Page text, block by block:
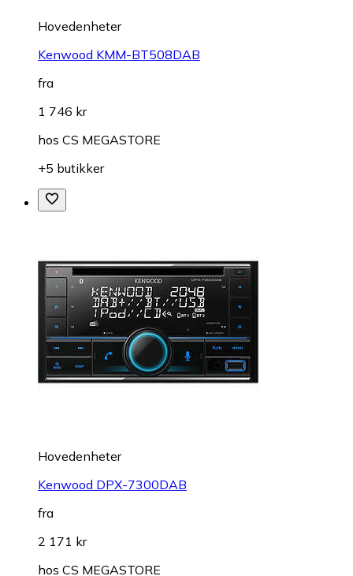
Hovedenheter
Kenwood KMM-BT508DAB
fra
1 746 kr
hos CS MEGASTORE
+5 butikker
Hovedenheter
Kenwood DPX-7300DAB
fra
2 171 kr
hos CS MEGASTORE